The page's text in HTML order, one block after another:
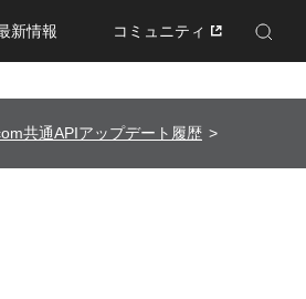
新情報 コミュニティ
Enhanced by Google
共通APIアップデート履歴